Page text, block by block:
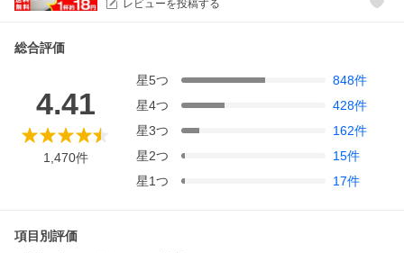
レビューを投稿する
総合評価
4.41
1,470件
星5つ 848件
星4つ 428件
星3つ 162件
星2つ 15件
星1つ 17件
項目別評価